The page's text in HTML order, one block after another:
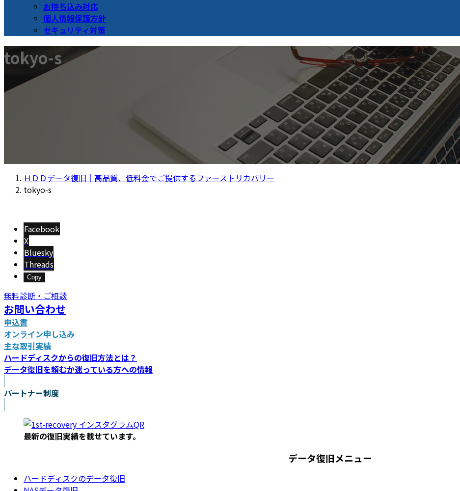
お持ち込み対応
個人情報保護方針
セキュリティ対策
tokyo-s
ＨＤＤデータ復旧｜高品質、低料金でご提供するファーストリカバリー
tokyo-s
Facebook
X
Bluesky
Threads
Copy
無料診断・ご相談
お問い合わせ
申込書
オンライン申し込み
主な取引実績
ハードディスクからの復旧方法とは？
データ復旧を頼むか迷っている方への情報
パートナー制度
最新の復旧実績を載せています。
データ復旧メニュー
ハードディスクのデータ復旧